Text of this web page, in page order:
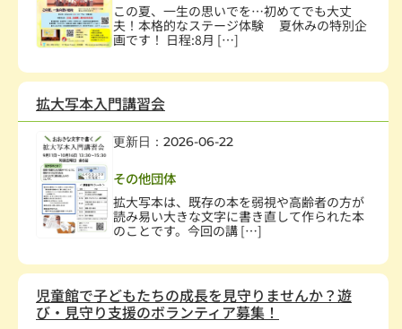
この夏、一生の思いでを…初めてでも大丈
夫！本格的なステージ体験 夏休みの特別企
画です！ 日程:8月 […]
拡大写本入門講習会
更新日：2026-06-22
その他団体
拡大写本は、既存の本を弱視や高齢者の方が
読み易い大きな文字に書き直して作られた本
のことです。今回の講 […]
児童館で子どもたちの成長を見守りませんか？遊
び・見守り支援のボランティア募集！